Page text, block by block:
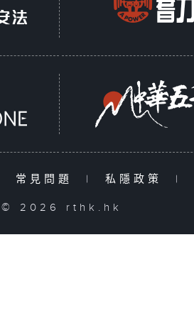
常見問題 | 私隱政策 |
© 2026 rthk.hk